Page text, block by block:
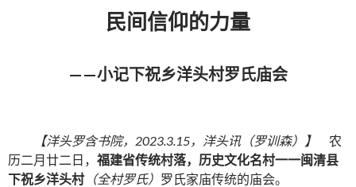
民间信仰的力量
——小记下祝乡洋头村罗氏庙会
【洋头罗含书院，2023.3.15，洋头讯（罗训森）】
农
历二月廿二日， 福建省传统村落，历史文化名村一一闽清县
下祝乡洋头村 （全村罗氏） 罗氏家庙传统的庙会。